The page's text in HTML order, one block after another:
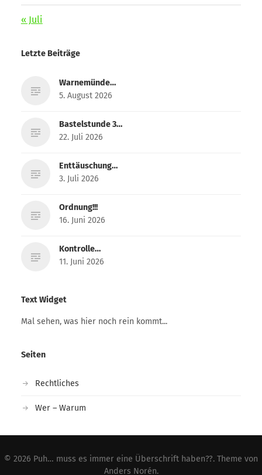
« Juli
Letzte Beiträge
Warnemünde…
5. August 2026
Bastelstunde 3…
22. Juli 2026
Enttäuschung…
3. Juli 2026
Ordnung!!!
16. Juni 2026
Kontrolle…
11. Juni 2026
Text Widget
Mal sehen, was hier noch rein kommt...
Seiten
Rechtliches
Wer – Warum
© 2026 Puh… muss es immer eine Überschrift haben??. Theme von
Anders Norén.